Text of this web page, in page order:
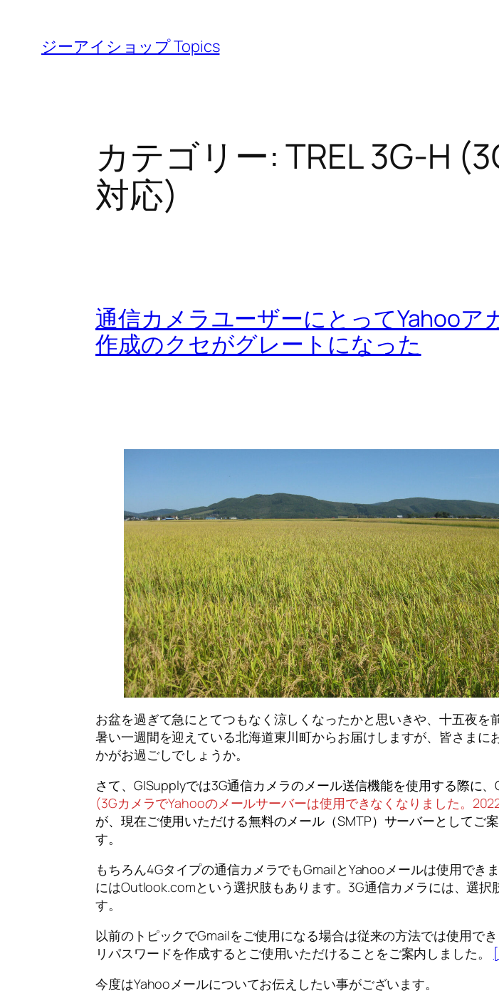
ジーアイショップ Topics
カテゴリー:TREL 3G-H
対応)
通信カメラユーザーにとってYahooア
作成のクセがグレートになった
お盆を過ぎて急にとてつもなく涼しくなったかと思いきや、十五夜を
暑い一週間を迎えている北海道東川町からお届けしますが、皆さまに
かがお過ごしでしょうか。
さて、GISupplyでは3G通信カメラのメール送信機能を使用する際に
(3GカメラでYahooのメールサーバーは使用できなくなりました。
が、現在ご使用いただける無料のメール（SMTP）サーバーとしてご
す。
もちろん4Gタイプの通信カメラでもGmailとYahooメールは使用でき
にはOutlook.comという選択肢もあります。3G通信カメラには、選択
す。
以前のトピックでGmailをご使用になる場合は従来の方法では使用で
リパスワードを作成するとご使用いただけることをご案内しました。
今度はYahooメールについてお伝えしたい事がございます。